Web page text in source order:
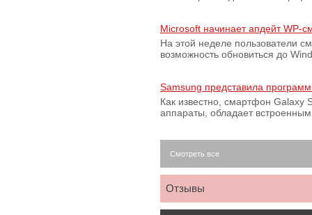
Microsoft начинает апдейт WP-
На этой неделе пользователи
возможность обновиться до
Samsung представила
Как известно, смартфон Galaxy
аппараты, обладает
Смотреть все
Отзывы